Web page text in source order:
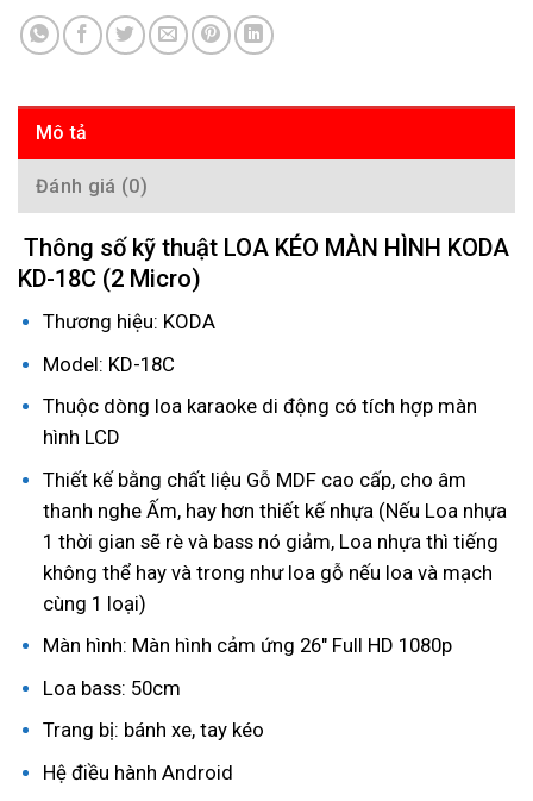
Mô tả
Đánh giá (0)
Thông số kỹ thuật LOA KÉO MÀN HÌNH KODA
KD-18C (2 Micro)
Thương hiệu: KODA
Model: KD-18C
Thuộc dòng loa karaoke di động có tích hợp màn
hình LCD
Thiết kế bằng chất liệu Gỗ MDF cao cấp, cho âm
thanh nghe Ấm, hay hơn thiết kế nhựa (Nếu Loa nhựa
1 thời gian sẽ rè và bass nó giảm, Loa nhựa thì tiếng
không thể hay và trong như loa gỗ nếu loa và mạch
cùng 1 loại)
Màn hình: Màn hình cảm ứng 26″ Full HD 1080p
Loa bass: 50cm
Trang bị: bánh xe, tay kéo
Hệ điều hành Android